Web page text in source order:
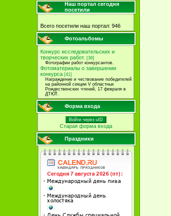
Наш портал сегодня
посетили
Всего посетили наш портал: 946
Фотоальбомы
Конкурс исследовательских и
творческих работ. [36]
Фотографии работ конкурсантов.
Фотоматериалы о завершении
конкурса [41]
Награждение и чествование победителей
на районной секции V областных
Рождественских чтений, 17 февраля в
ДТЮТ.
Форма входа
Войти через uID
Старая форма входа
Праздники